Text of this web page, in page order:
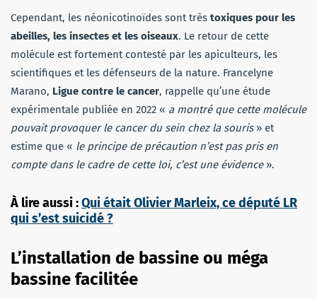
Cependant, les néonicotinoïdes sont très toxiques pour les
abeilles, les insectes et les oiseaux. Le retour de cette
molécule est fortement contesté par les apiculteurs, les
scientifiques et les défenseurs de la nature. Francelyne
Marano, Ligue contre le cancer, rappelle qu’une étude
expérimentale publiée en 2022 « a montré que cette molécule
pouvait provoquer le cancer du sein chez la souris» et
estime que « le principe de précaution n’est pas pris en
compte dans le cadre de cette loi, c’est une évidence».
À lire aussi :Qui était Olivier Marleix, ce député LR
qui s’est suicidé ?
L’installation de bassine ou méga
bassine facilitée